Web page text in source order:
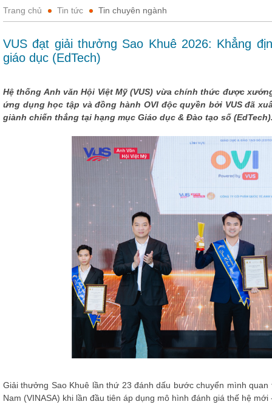
Trang chủ Tin tức Tin chuyên ngành
VUS đạt giải thưởng Sao Khuê 2026: Khẳng
giáo dục (EdTech)
Hệ thống Anh văn Hội Việt Mỹ (VUS) vừa chính thức được
ứng dụng học tập và đồng hành OVI độc quyền bởi VUS đã
giành chiến thắng tại hạng mục Giáo dục & Đào tạo số
Giải thưởng Sao Khuê lần thứ 23 đánh dấu bước chuyển mình
Nam (VINASA) khi lần đầu tiên áp dụng mô hình đánh giá thế hệ